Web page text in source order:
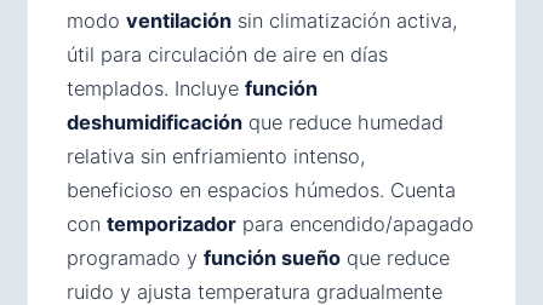
modo ventilación sin climatización activa,
útil para circulación de aire en días
templados. Incluye función
deshumidificación que reduce humedad
relativa sin enfriamiento intenso,
beneficioso en espacios húmedos. Cuenta
con temporizador para encendido/apagado
programado y función sueño que reduce
ruido y ajusta temperatura gradualmente